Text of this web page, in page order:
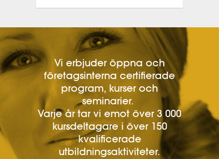
Vi erbjuder öppna och
företagsinterna certifierade
program, kurser och
seminarier.
Varje år tar vi emot över 3 000
kursdeltagare i över 150
kvalificerade
utbildningsaktiviteter.